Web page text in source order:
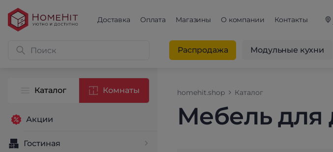
Доставка Оплата Магазины О компании Контакты
Распродажа Модульные кухни
Каталог Комнаты
Акции
Гостиная
homehit.shop Каталог
Мебель для